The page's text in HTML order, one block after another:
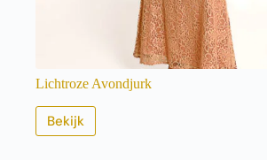
Lichtroze Avondjurk
Bekijk